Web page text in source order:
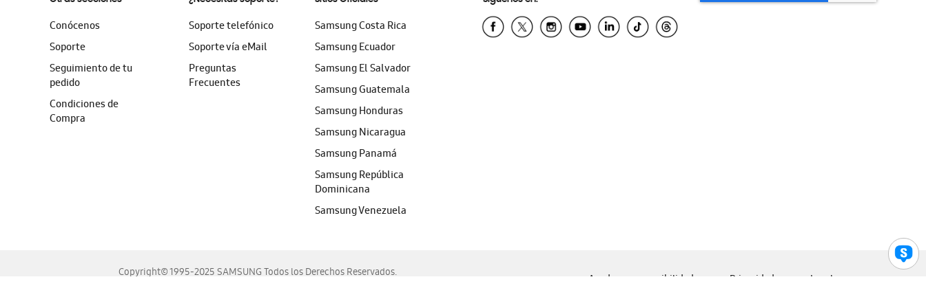
Conócenos
Soporte
Seguimiento de tu
pedido
Condiciones de
Compra
Soporte telefónico
Soporte vía eMail
Preguntas
Frecuentes
Samsung Costa Rica
Samsung Ecuador
Samsung El Salvador
Samsung Guatemala
Samsung Honduras
Samsung Nicaragua
Samsung Panamá
Samsung República
Dominicana
Samsung Venezuela
Copyright© 1995-2025 SAMSUNG Todos los Derechos Reservados.
Ayuda para accesibilidad Privacidad Legal